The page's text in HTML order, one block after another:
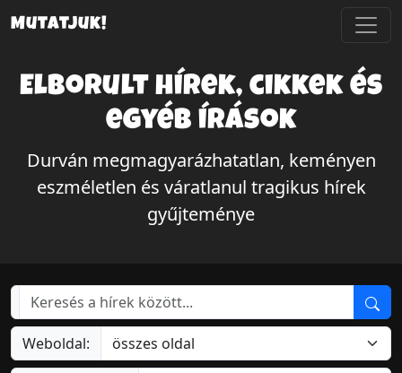
Mutatjuk!
Elborult hírek, cikkek és
egyéb írások
Durván megmagyarázhatatlan, keményen
eszméletlen és váratlanul tragikus hírek
gyűjteménye
Weboldal: